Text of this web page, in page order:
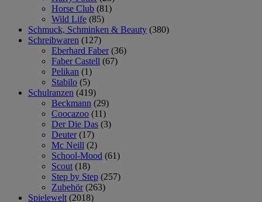
Horse Club (81)
Wild Life (85)
Schmuck, Schminken & Beauty (380)
Schreibwaren (127)
Eberhard Faber (36)
Faber Castell (67)
Pelikan (1)
Stabilo (5)
Schulranzen (419)
Beckmann (29)
Coocazoo (11)
Der Die Das (3)
Deuter (17)
Mc Neill (2)
School-Mood (61)
Scout (18)
Step by Step (257)
Zubehör (263)
Spielewelt (2018)